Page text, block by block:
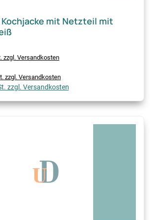
Kochjacke mit Netzteil mit
zzgl. Versandkosten
zzgl. Versandkosten
zzgl. Versandkosten